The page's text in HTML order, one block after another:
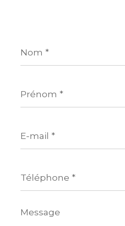
*
*
mail
*
*
Message
*